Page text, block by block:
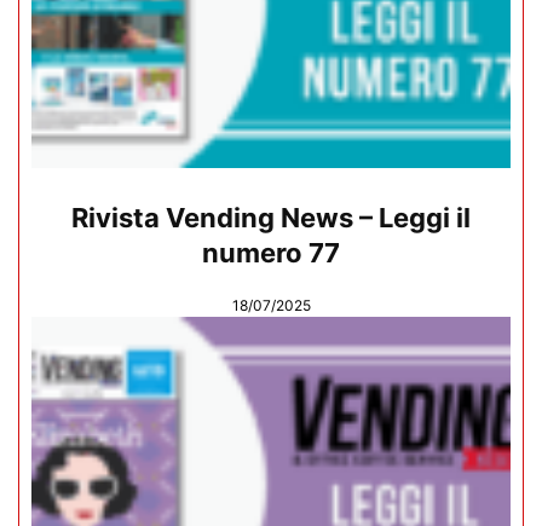
Rivista Vending News – Leggi il
numero 77
18/07/2025